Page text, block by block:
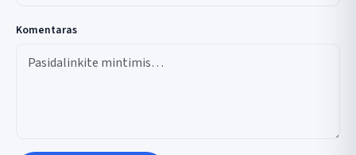
Komentaras